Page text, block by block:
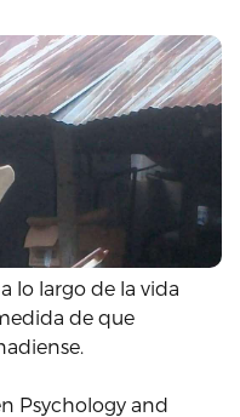
lo largo de la vida
de que
Psychology and